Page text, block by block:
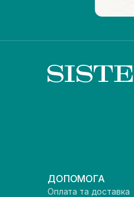
ДОПОМОГА
Оплата та доставка